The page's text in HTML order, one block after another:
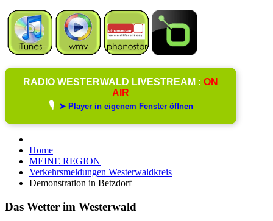
RADIO WESTERWALD LIVESTREAM : ON
AIR
🎙️ ➤ Player in eigenem Fenster öffnen
Home
MEINE REGION
Verkehrsmeldungen Westerwaldkreis
Demonstration in Betzdorf
Das Wetter im Westerwald